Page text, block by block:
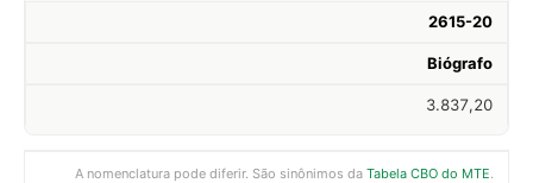
2615-20
Biógrafo
3.837,20
A nomenclatura pode diferir. São sinônimos da Tabela CBO do MTE.